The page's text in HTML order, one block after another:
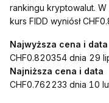
rankingu kryptowalut.
kurs FIDD wyniósł
Najwyższa cena i data
CHF0.820354 dnia 29
Najniższa cena i data
CHF0.762233 dnia 10